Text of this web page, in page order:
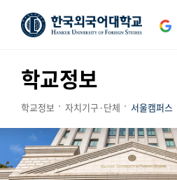
학교정보
학교정보 자치기구·단체 서울캠퍼스